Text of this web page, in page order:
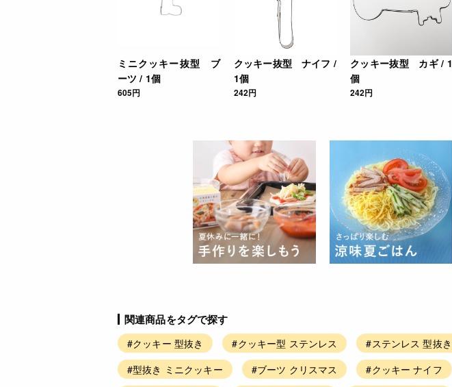
ミニクッキー抜型 ブ
ーツ / 1個
605円
クッキー抜型 ナイフ /
1個
242円
クッキー抜型 カギ / 1
個
242円
関連商品をタグで探す
#クッキー 型抜き #クッキー型 ステンレス #ステンレス 型抜き
#型抜き ミニクッキー
#ブーツ クリスマス #クッキー ナイフ